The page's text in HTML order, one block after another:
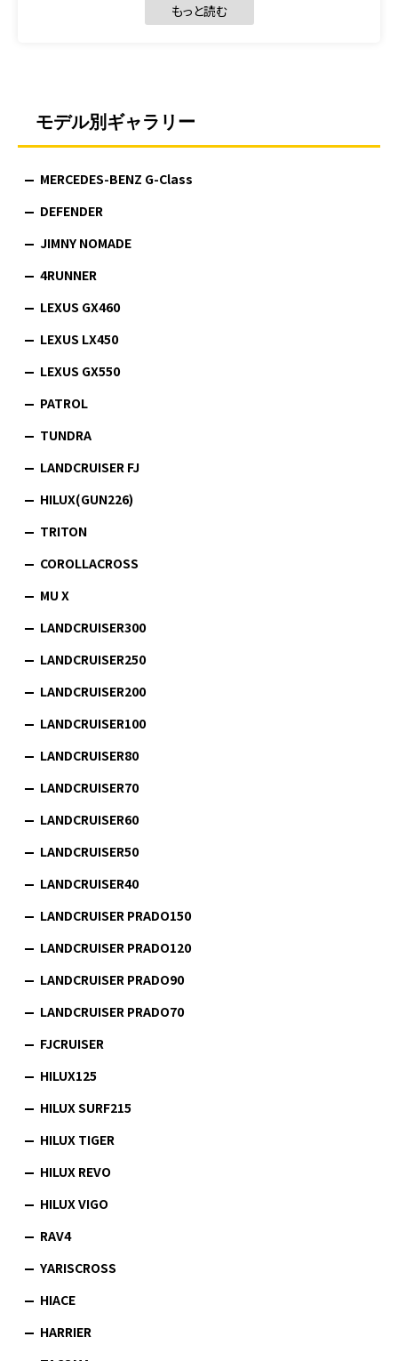
もっと読む
モデル別ギャラリー
MERCEDES-BENZ G-Class
DEFENDER
JIMNY NOMADE
4RUNNER
LEXUS GX460
LEXUS LX450
LEXUS GX550
PATROL
TUNDRA
LANDCRUISER FJ
HILUX(GUN226)
TRITON
COROLLACROSS
MU X
LANDCRUISER300
LANDCRUISER250
LANDCRUISER200
LANDCRUISER100
LANDCRUISER80
LANDCRUISER70
LANDCRUISER60
LANDCRUISER50
LANDCRUISER40
LANDCRUISER PRADO150
LANDCRUISER PRADO120
LANDCRUISER PRADO90
LANDCRUISER PRADO70
FJCRUISER
HILUX125
HILUX SURF215
HILUX TIGER
HILUX REVO
HILUX VIGO
RAV4
YARISCROSS
HIACE
HARRIER